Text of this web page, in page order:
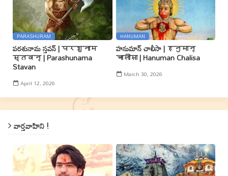
PARASHURAM
పరశునామ స్తవన్ | परशुनाम
स्तवन् | Parashunama
Stavan
April 12, 2026
HANUMAN
హనుమాన్ చాలీసా | हनुमान्
चालीसा | Hanuman Chalisa
March 30, 2026
వార్తవాహిని !